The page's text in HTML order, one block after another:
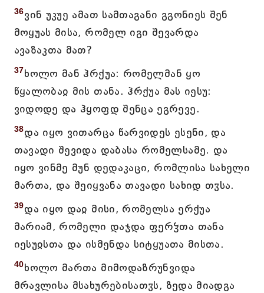
36ვინ უკუე ამათ სამთაგანი გგონიეს შენ
მოყუას მისა, რომელ იგი შევარდა
ავაზაკთა მათ?
37ხოლო მან ჰრქუა: რომელმან ყო
წყალობაჲ მის თანა. ჰრქუა მას იესუ:
ვიდოდე და ჰყოფდ შენცა ეგრევე.
38და იყო ვითარცა წარვიდეს ესენი, და
თავადი შევიდა დაბასა რომელსამე. და
იყო ვინმე მუნ დედაკაცი, რომლისა სახელი
მართა, და შეიყვანა თავადი სახიდ თჳსა.
39და იყო დაჲ მისი, რომელსა ერქუა
მარიამ, რომელი დაჯდა ფერჴთა თანა
იესუჲსთა და ისმენდა სიტყუათა მისთა.
40ხოლო მართა მიმოდაზრუნვიდა
მრავლისა მსახურებისათჳს, ზედა მიადგა